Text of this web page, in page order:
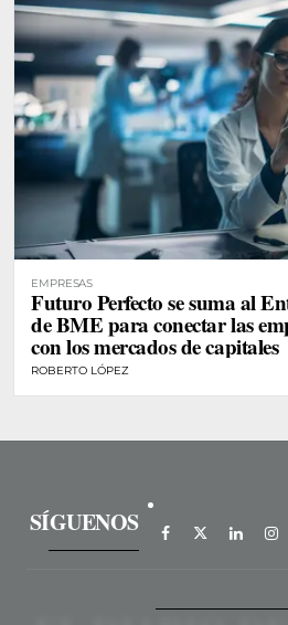
EMPRESAS
Futuro Perfecto se suma al
de BME para conectar las
con los mercados de capitales
ROBERTO LÓPEZ
SÍGUENOS